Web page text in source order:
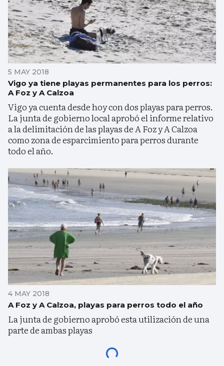
5 MAY 2018
Vigo ya tiene playas permanentes para los perros:
A Foz y A Calzoa
Vigo ya cuenta desde hoy con dos playas para perros.
La junta de gobierno local aprobó el informe relativo
a la delimitación de las playas de A Foz y A Calzoa
como zona de esparcimiento para perros durante
todo el año.
4 MAY 2018
A Foz y A Calzoa, playas para perros todo el año
La junta de gobierno aprobó esta utilización de una
parte de ambas playas